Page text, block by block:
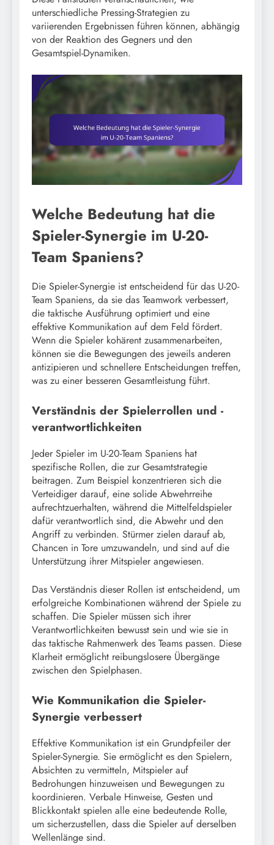
unterschiedliche Pressing-Strategien zu
variierenden Ergebnissen führen können, abhängig
von der Reaktion des Gegners und den
Gesamtspiel-Dynamiken.
Welche Bedeutung hat die
Spieler-Synergie im U-20-
Team Spaniens?
Die Spieler-Synergie ist entscheidend für das U-20-
Team Spaniens, da sie das Teamwork verbessert,
die taktische Ausführung optimiert und eine
effektive Kommunikation auf dem Feld fördert.
Wenn die Spieler kohärent zusammenarbeiten,
können sie die Bewegungen des jeweils anderen
antizipieren und schnellere Entscheidungen treffen,
was zu einer besseren Gesamtleistung führt.
Verständnis der Spielerrollen und -
verantwortlichkeiten
Jeder Spieler im U-20-Team Spaniens hat
spezifische Rollen, die zur Gesamtstrategie
beitragen. Zum Beispiel konzentrieren sich die
Verteidiger darauf, eine solide Abwehrreihe
aufrechtzuerhalten, während die Mittelfeldspieler
dafür verantwortlich sind, die Abwehr und den
Angriff zu verbinden. Stürmer zielen darauf ab,
Chancen in Tore umzuwandeln, und sind auf die
Unterstützung ihrer Mitspieler angewiesen.
Das Verständnis dieser Rollen ist entscheidend, um
erfolgreiche Kombinationen während der Spiele zu
schaffen. Die Spieler müssen sich ihrer
Verantwortlichkeiten bewusst sein und wie sie in
das taktische Rahmenwerk des Teams passen. Diese
Klarheit ermöglicht reibungslosere Übergänge
zwischen den Spielphasen.
Wie Kommunikation die Spieler-
Synergie verbessert
Effektive Kommunikation ist ein Grundpfeiler der
Spieler-Synergie. Sie ermöglicht es den Spielern,
Absichten zu vermitteln, Mitspieler auf
Bedrohungen hinzuweisen und Bewegungen zu
koordinieren. Verbale Hinweise, Gesten und
Blickkontakt spielen alle eine bedeutende Rolle,
um sicherzustellen, dass die Spieler auf derselben
Wellenlänge sind.